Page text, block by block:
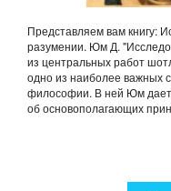
Представляем вам книгу:
разумении. Юм Д.
из центральных работ
одно из наиболее важных
философии. В ней Юм дает
об основополагающих